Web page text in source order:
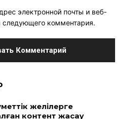
электронной почты и веб-
следующего комментария.
желілерге
контент жасау